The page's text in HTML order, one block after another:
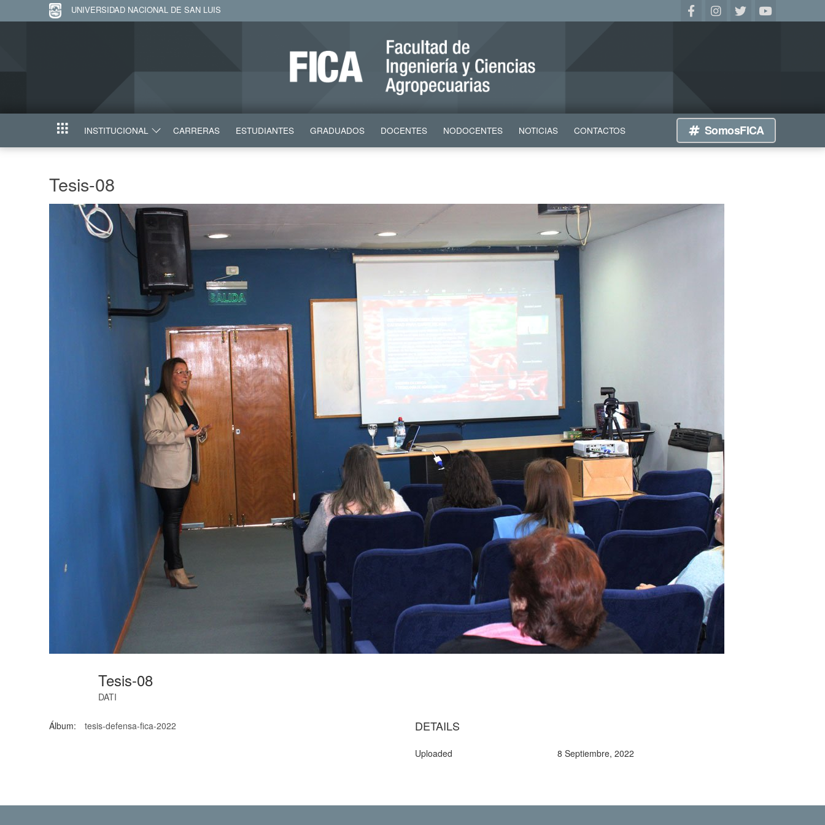
UNIVERSIDAD NACIONAL DE SAN LUIS
INICIO INSTITUCIONAL CARRERAS ESTUDIANTES GRADUADOS DOCENTES NODOCENTES NOTICIAS CONTACTOS SomosFICA
Tesis-08
Tesis-08
DATI
Álbum: tesis-defensa-fica-2022 DETAILS
Uploaded 8 Septiembre, 2022